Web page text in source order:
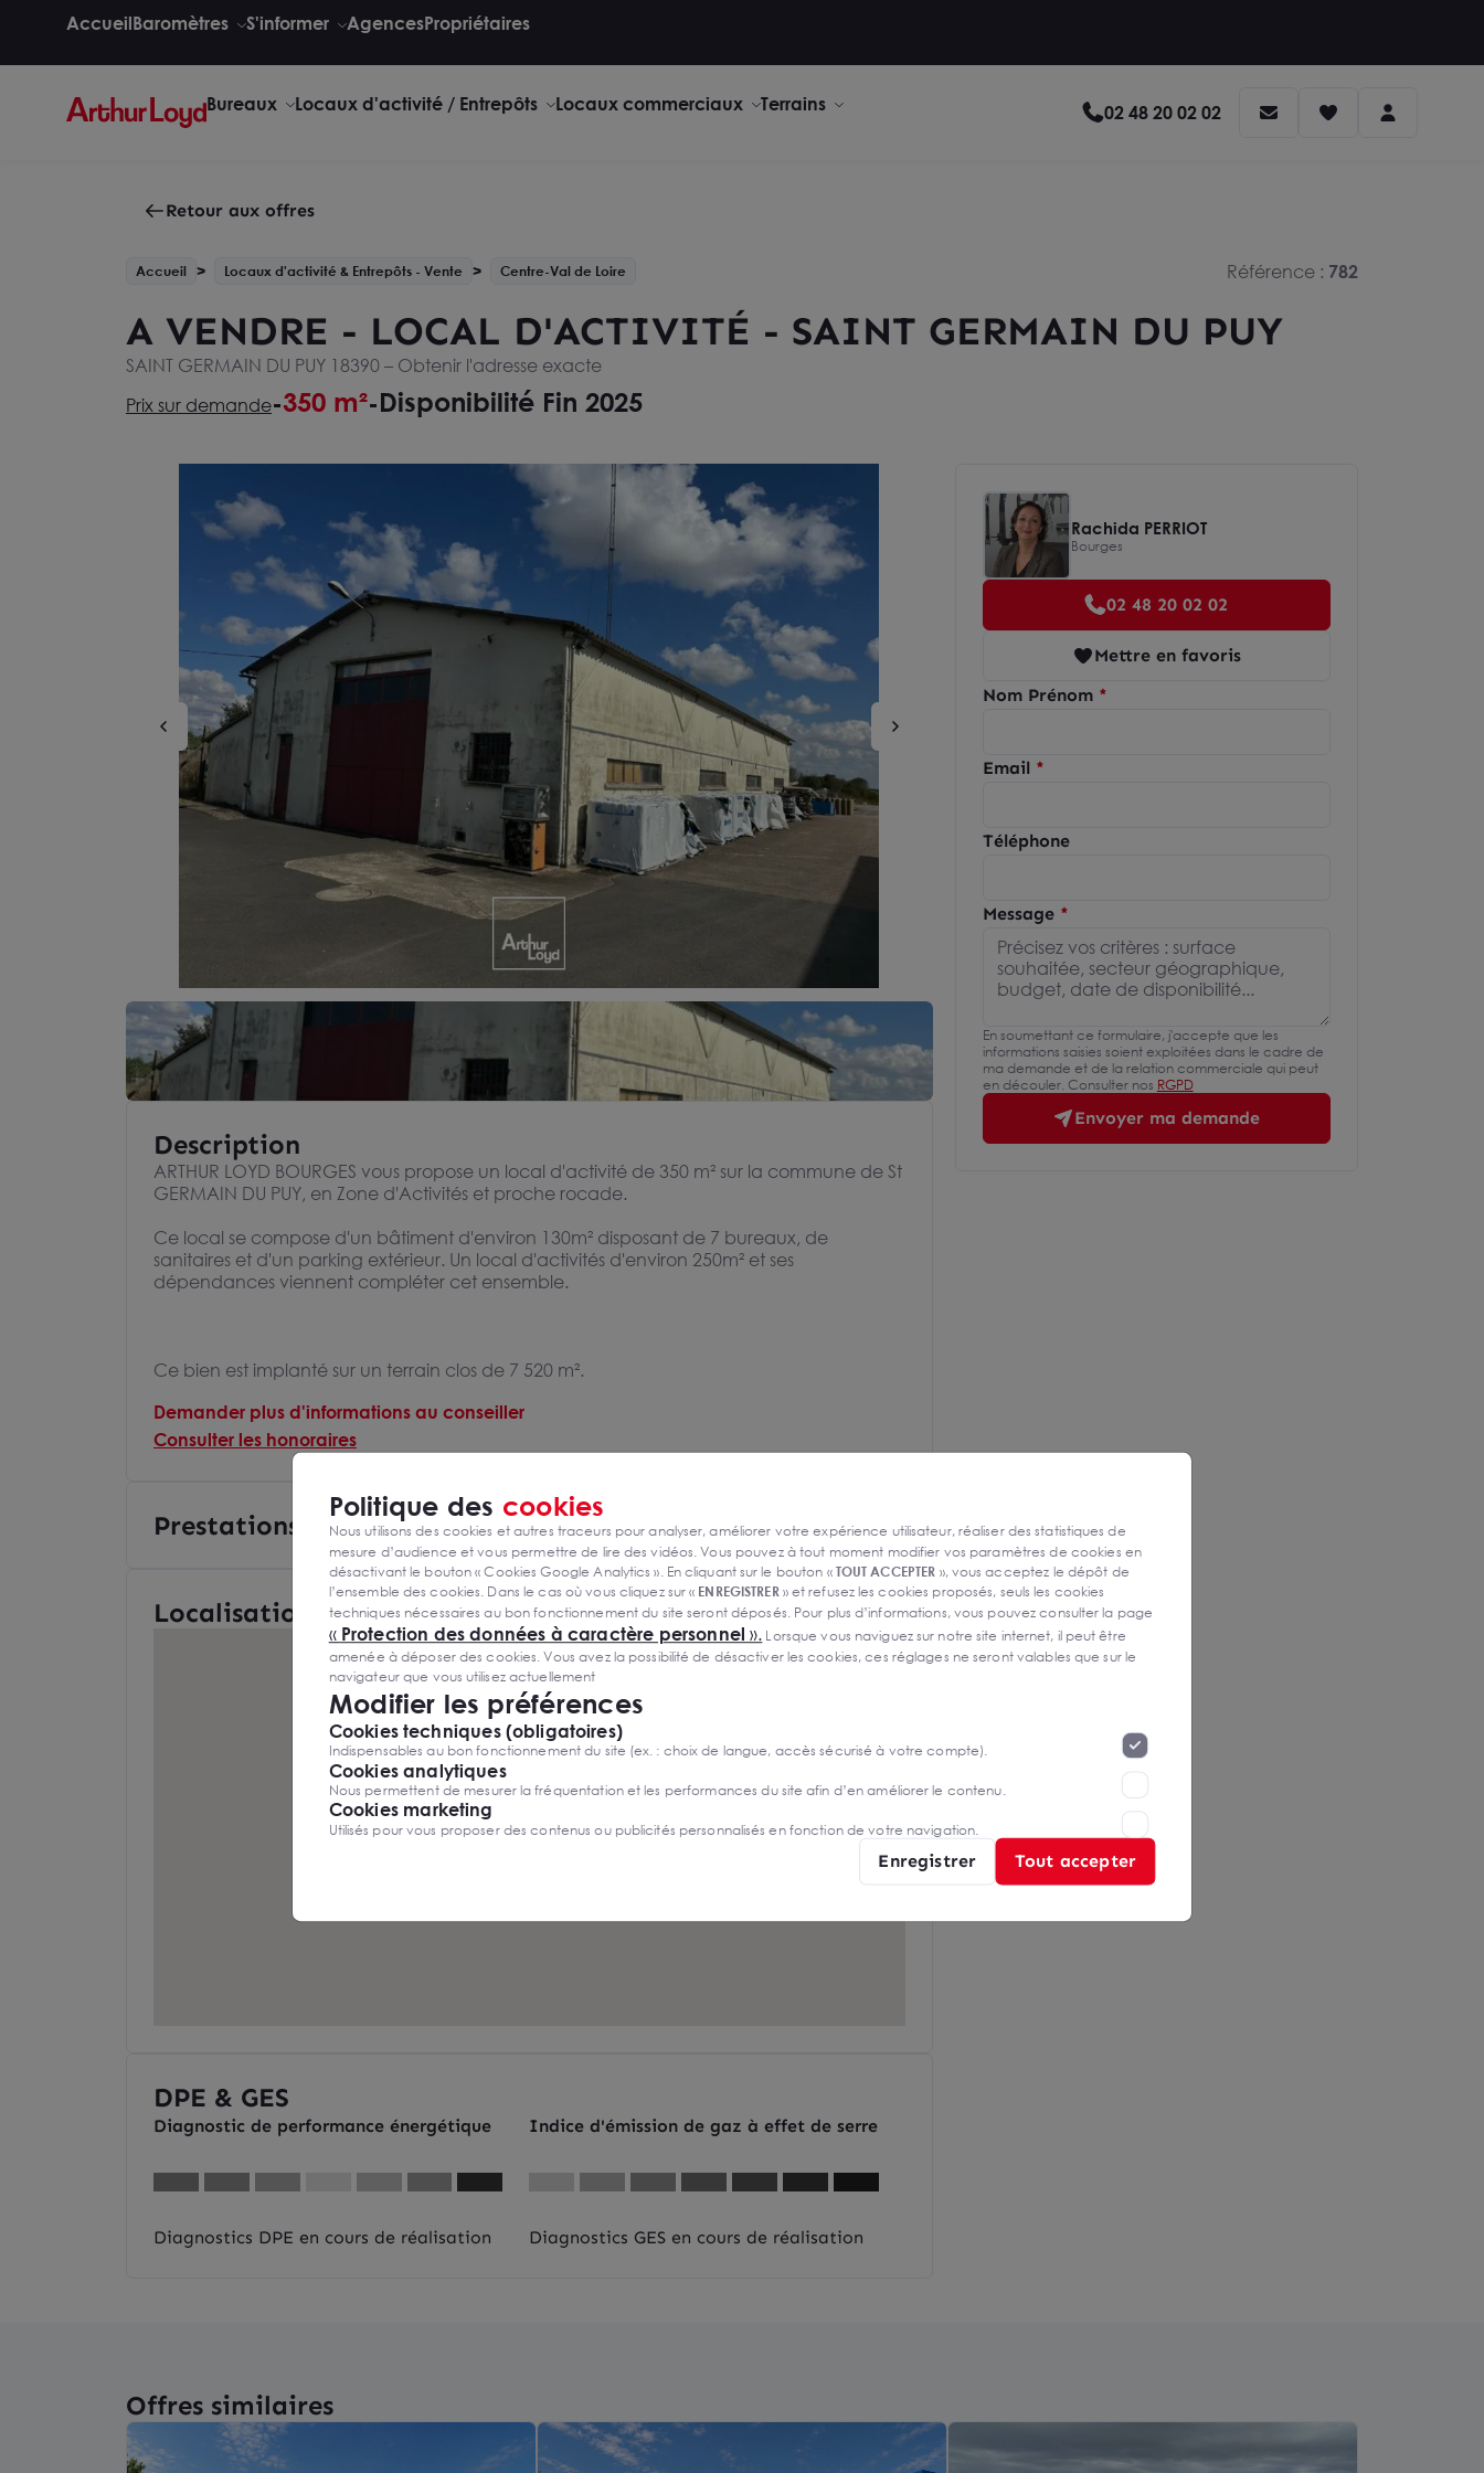
AccueilBaromètres S'informer AgencesPropriétaires
Bureaux Locaux d'activité / Entrepôts Locaux commerciaux Terrains 02 48 20 02 02
Retour aux offres
Accueil Locaux d'activité & Entrepôts - Vente Centre-Val de Loire Référence : 782
A VENDRE - LOCAL D'ACTIVITÉ - SAINT GERMAIN DU PUY
SAINT GERMAIN DU PUY 18390 – Obtenir l'adresse exacte
Prix sur demande-350 m²-Disponibilité Fin 2025
Description
ARTHUR LOYD BOURGES vous propose un local d'activité de 350 m² sur la commune de St
GERMAIN DU PUY, en Zone d'Activités et proche rocade.
Ce local se compose d'un bâtiment d'environ 130m² disposant de 7 bureaux, de
sanitaires et d'un parking extérieur. Un local d'activités d'environ 250m² et ses
dépendances viennent compléter cet ensemble.
Ce bien est implanté sur un terrain clos de 7 520 m².
Demander plus d'informations au conseiller
Consulter les honoraires
Prestations et équipements
Localisation et Transports
DPE & GES
Diagnostic de performance énergétique
Diagnostics DPE en cours de réalisation
Indice d'émission de gaz à effet de serre
Diagnostics GES en cours de réalisation
Rachida PERRIOT
Bourges
02 48 20 02 02
Mettre en favoris
Nom Prénom
Email
Téléphone
Message
En soumettant ce formulaire, j'accepte que les
informations saisies soient exploitées dans le cadre de
ma demande et de la relation commerciale qui peut
en découler. Consulter nos RGPD
Envoyer ma demande
Offres similaires
Politique des cookies
Nous utilisons des cookies et autres traceurs pour analyser, améliorer votre expérience utilisateur, réaliser des statistiques de
mesure d’audience et vous permettre de lire des vidéos. Vous pouvez à tout moment modifier vos paramètres de cookies en
désactivant le bouton « Cookies Google Analytics ». En cliquant sur le bouton «TOUT ACCEPTER », vous acceptez le dépôt de
l’ensemble des cookies. Dans le cas où vous cliquez sur « ENREGISTRER» et refusez les cookies proposés, seuls les cookies
techniques nécessaires au bon fonctionnement du site seront déposés. Pour plus d’informations, vous pouvez consulter la page
« Protection des données à caractère personnel ». Lorsque vous naviguez sur notre site internet, il peut être
amenée à déposer des cookies. Vous avez la possibilité de désactiver les cookies, ces réglages ne seront valables que sur le
navigateur que vous utilisez actuellement
Modifier les préférences
Cookies techniques (obligatoires)
Indispensables au bon fonctionnement du site (ex. : choix de langue, accès sécurisé à votre compte).
Cookies analytiques
Nous permettent de mesurer la fréquentation et les performances du site afin d’en améliorer le contenu.
Cookies marketing
Utilisés pour vous proposer des contenus ou publicités personnalisés en fonction de votre navigation.
Enregistrer Tout accepter